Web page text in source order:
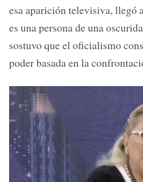
esa aparición televisiva,
es una persona de una
sostuvo que el oficialismo
poder basada en la